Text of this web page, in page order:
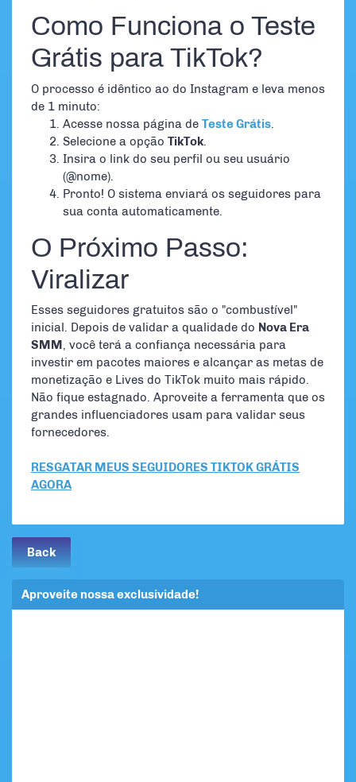
Como Funciona o Teste
Grátis para TikTok?
O processo é idêntico ao do Instagram e leva menos
de 1 minuto:
Acesse nossa página de Teste Grátis.
Selecione a opção TikTok.
Insira o link do seu perfil ou seu usuário
(@nome).
Pronto! O sistema enviará os seguidores para
sua conta automaticamente.
O Próximo Passo:
Viralizar
Esses seguidores gratuitos são o "combustível"
inicial. Depois de validar a qualidade do Nova Era
SMM, você terá a confiança necessária para
investir em pacotes maiores e alcançar as metas de
monetização e Lives do TikTok muito mais rápido.
Não fique estagnado. Aproveite a ferramenta que os
grandes influenciadores usam para validar seus
fornecedores.
RESGATAR MEUS SEGUIDORES TIKTOK GRÁTIS
AGORA
Back
Aproveite nossa exclusividade!